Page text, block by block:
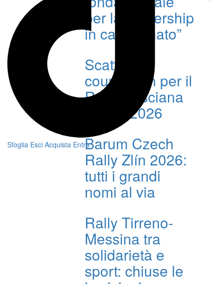
Sfoglia Esci Acquista Entra
per la leadership
in campionato”
Scatta il
countdown per il
Rally Casciana
Terme 2026
Barum Czech
Rally Zlín 2026:
tutti i grandi
nomi al via
Rally Tirreno-
Messina tra
solidarietà e
sport: chiuse le